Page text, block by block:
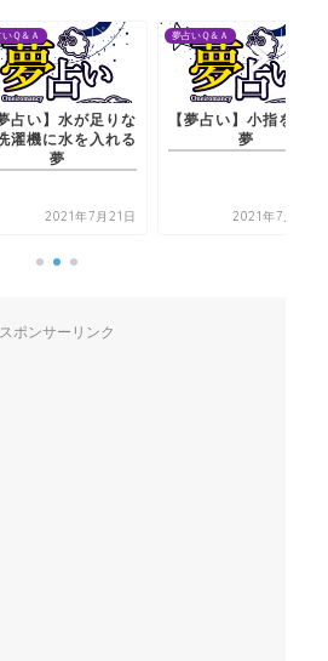
いＱ＆Ａ
夢占い】小指を切る
夢
2021年7月20日
夢占いＱ＆Ａ
【夢占い】観覧車の夢
2021年7月21日
スポンサーリンク